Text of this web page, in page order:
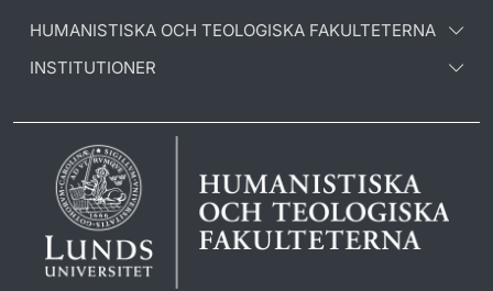
HUMANISTISKA OCH TEOLOGISKA FAKULTETERNA
INSTITUTIONER